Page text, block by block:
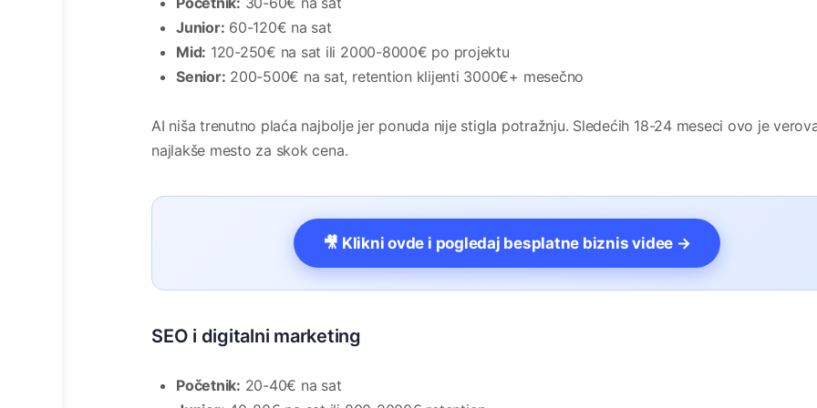
Junior: 60-120€ na sat
Mid: 120-250€ na sat ili 2000-8000€ po projektu
Senior: 200-500€ na sat, retention klijenti 3000€+ mesečno
AI niša trenutno plaća najbolje jer ponuda nije stigla potražnju. Sledećih 18-24 meseci ovo je
najlakše mesto za skok cena.
🎥 Klikni ovde i pogledaj besplatne biznis videe →
SEO i digitalni marketing
Početnik: 20-40€ na sat